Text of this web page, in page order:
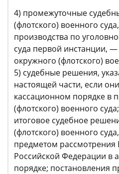
4) промежуточные
(флотского) военного
производства по
суда первой инстанции,
окружного (флотского)
5) судебные решения,
настоящей части, если
кассационном порядке в
(флотского) военного
итоговое судебное
(флотского) военного
предметом рассмотрения
Российской Федерации в
порядке; постановления